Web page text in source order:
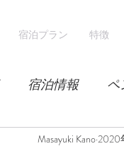
宿泊プラン 特徴
宿泊情報 ペ
宿泊
Masayuki Kano 2020